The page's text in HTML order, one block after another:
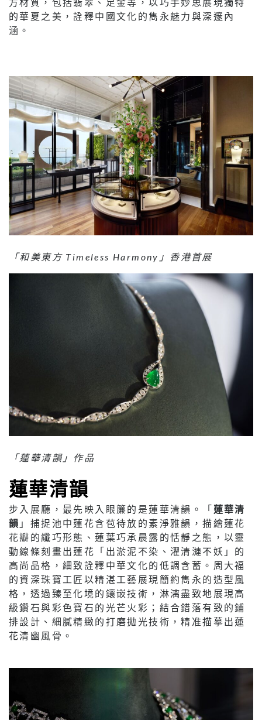
的華夏之美，詮釋中國文化的雋永魅力與深邃內
涵。
「和美東方 Timeless Harmony」香港首展
「蓮華清韻」作品
蓮華清韻
步入展廳，最先映入眼簾的是蓮華清韻。「 蓮華清
韻 」捕捉池中蓮花含苞待放的素淨雅韻，描繪蓮花
花瓣的纖巧形態、蓮葉巧承晨露的恬靜之態，以靈
動線條刻畫出蓮花「出淤泥不染、濯清漣不妖」的
高尚品格，細致詮釋中華文化的低調含蓄。周大福
的資深珠寶工匠以精湛工藝展現簡約雋永的造型風
格，透過臻至化境的鑲嵌技術，淋漓盡致地展現高
級鑽石與彩色寶石的光芒火彩；結合錯落有致的鋪
排設計、細膩精緻的打磨拋光技術，精准描摹出蓮
花清幽風骨。